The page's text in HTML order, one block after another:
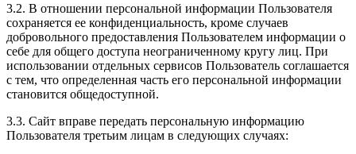
3.2. В отношении персональной информации Пользователя
сохраняется ее конфиденциальность, кроме случаев
добровольного предоставления Пользователем информации о
себе для общего доступа неограниченному кругу лиц. При
использовании отдельных сервисов Пользователь соглашается
с тем, что определенная часть его персональной информации
становится общедоступной.
3.3. Сайт вправе передать персональную информацию
Пользователя третьим лицам в следующих случаях: